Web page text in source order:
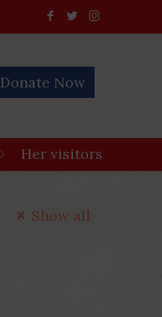
Donate Now
Her visitors
Show all